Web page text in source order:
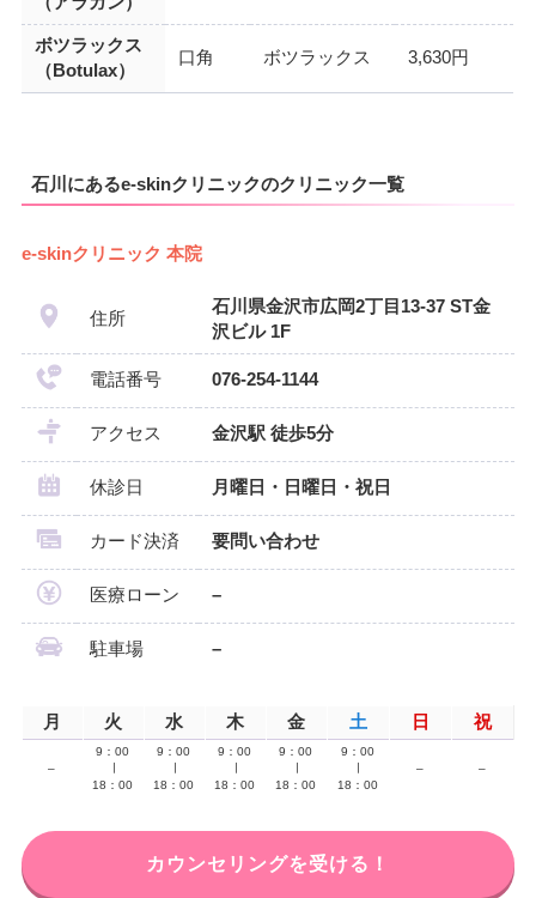
ボツラックス
（Botulax）
口角 ボツラックス 3,630円
石川にあるe-skinクリニックのクリニック一覧
e-skinクリニック 本院
住所
石川県金沢市広岡2丁目13-37 ST金
沢ビル 1F
電話番号 076-254-1144
アクセス 金沢駅 徒歩5分
休診日 月曜日・日曜日・祝日
カード決済 要問い合わせ
医療ローン –
駐車場 –
月 火 水 木 金 土 日 祝
–
9：00
18：00
9：00
18：00
9：00
18：00
9：00
18：00
9：00
18：00
– –
カウンセリングを受ける！